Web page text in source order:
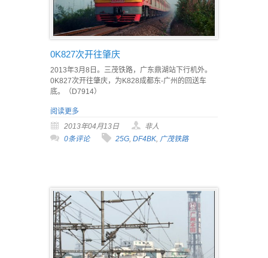
0K827次开往肇庆
2013年3月8日。三茂铁路，广东鼎湖站下行机外。
0K827次开往肇庆，为K828成都东-广州的回送车
底。（D7914）
阅读更多
2013年04月13日
非人
0条评论
25G DF4BK 广茂铁路